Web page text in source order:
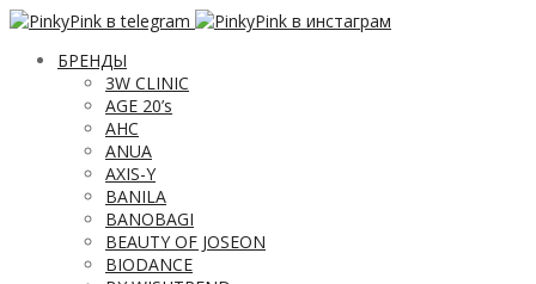
БРЕНДЫ
3W CLINIC
AGE 20’s
AHC
ANUA
AXIS-Y
BANILA
BANOBAGI
BEAUTY OF JOSEON
BIODANCE